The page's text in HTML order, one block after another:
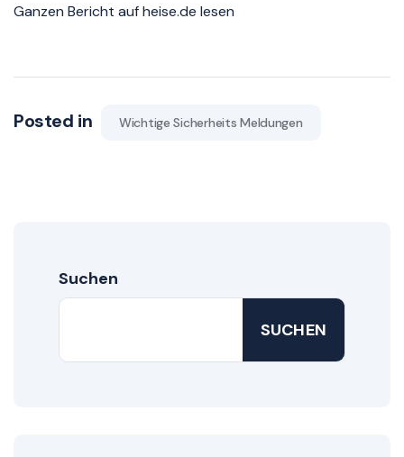
Ganzen Bericht auf heise.de lesen
Posted in Wichtige Sicherheits Meldungen
Suchen
SUCHEN